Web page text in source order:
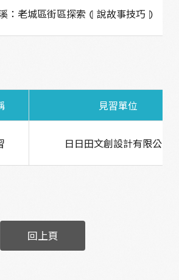
：老城區街區探索 ⦇ 說故事技巧 ⦈
見習單位
日日田文創設計有限公司
回上頁